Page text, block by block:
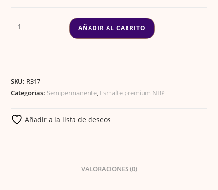
ESMALTE
GEL
AÑADIR AL CARRITO
SKU: R317
Categorías: Semipermanente, Esmalte premium NBP
Añadir a la lista de deseos
VALORACIONES (0)